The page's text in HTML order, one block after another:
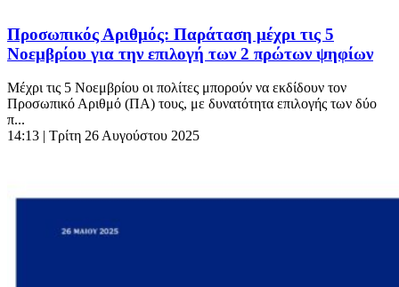
Προσωπικός Αριθμός: Παράταση μέχρι τις 5
Νοεμβρίου για την επιλογή των 2 πρώτων ψηφίων
Μέχρι τις 5 Νοεμβρίου οι πολίτες μπορούν να εκδίδουν τον
Προσωπικό Αριθμό (ΠΑ) τους, με δυνατότητα επιλογής των δύο
π...
14:13 | Τρίτη 26 Αυγούστου 2025